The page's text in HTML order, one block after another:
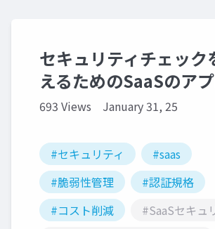
セキュリティチェック
えるためのSaaSのア
693 Views January 31, 25
#セキュリティ
#saas
#脆弱性管理
#認証規格
#コスト削減
#SaaSセキュ